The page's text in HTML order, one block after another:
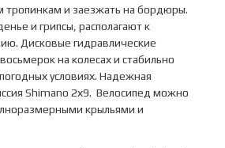
тропинкам и заезжать на бордюры.
и грипсы, располагают к
Дисковые гидравлические
на колесах и стабильно
условиях. Надежная
Shimano 2х9. Велосипед можно
крыльями и